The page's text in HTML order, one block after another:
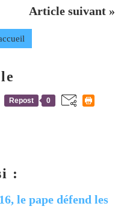
Article suivant »
Repost 0
: